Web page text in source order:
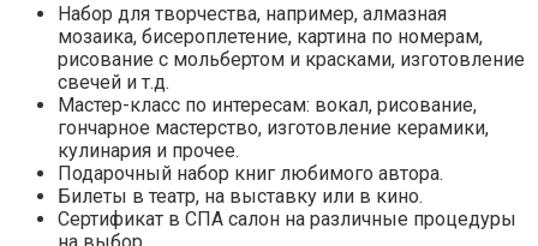
Набор для творчества, например, алмазная
мозаика, бисероплетение, картина по номерам,
рисование с мольбертом и красками, изготовление
свечей и т.д.
Мастер-класс по интересам: вокал, рисование,
гончарное мастерство, изготовление керамики,
кулинария и прочее.
Подарочный набор книг любимого автора.
Билеты в театр, на выставку или в кино.
Сертификат в СПА салон на различные процедуры
на выбор.